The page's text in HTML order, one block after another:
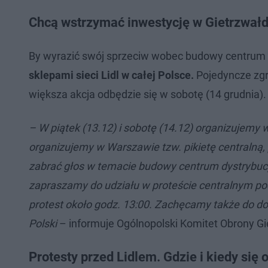
Chcą wstrzymać inwestycję w
By wyrazić swój sprzeciw wobec budowy
sklepami sieci Lidl w całej Polsce. Pojedyncze
większa akcja odbędzie się w sobotę (14 grudnia).
– W piątek (13.12) i sobotę (14.12) organizujemy
organizujemy w Warszawie tzw. pikietę
zabrać głos w temacie budowy centrum
zapraszamy do udziału w proteście centralnym
protest około godz. 13:00. Zachęcamy także do
Polski– informuje Ogólnopolski Komitet Obrony
Protesty przed Lidlem. Gdzie i kiedy się